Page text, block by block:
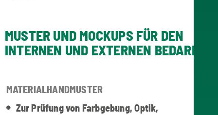
MUSTER UND MOCKUPS FÜR DEN
INTERNEN UND EXTERNEN BEDARF
MATERIALHANDMUSTER
Zur Prüfung von Farbgebung, Optik,